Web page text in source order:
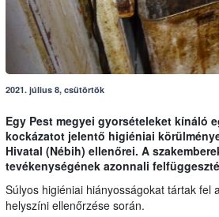
2021. július 8, csütörtök
Egy Pest megyei gyorsételeket kínáló
kockázatot jelentő higiéniai
Hivatal (Nébih) ellenőrei. A
tevékenységének azonnali
Súlyos higiéniai hiányosságokat tártak fel
helyszíni ellenőrzése során.